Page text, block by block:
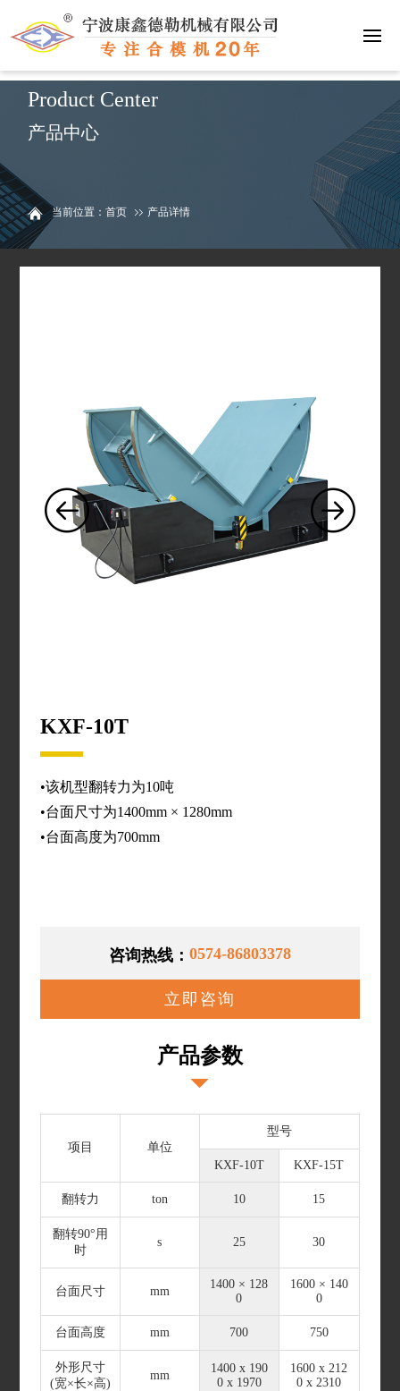
联系我们
15058811093
Product Center
产品中心
当前位置：首页 产品详情
KXF-10T
•该机型翻转力为10吨
•台面尺寸为1400mm × 1280mm
•台面高度为700mm
咨询热线： 0574-86803378
立即咨询
产品参数
项目 单位
型号
KXF-10T KXF-15T
翻转力 ton 10 15
翻转90°用
时
s 25 30
台面尺寸 mm
1400 × 128
0
1600 × 140
0
台面高度 mm 700 750
外形尺寸
(宽×长×高)
mm
1400 x 190
0 x 1970
1600 x 212
0 x 2310